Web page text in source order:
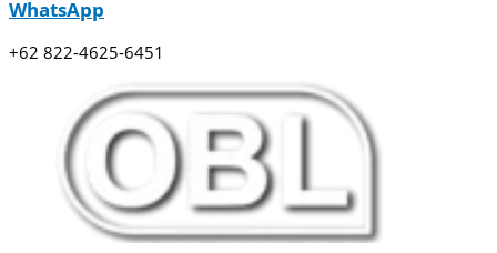
WhatsApp
+62 822-4625-6451